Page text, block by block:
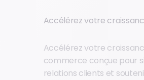
Accélérez votre
Accélérez votre
commerce conçue pour
relations clients et